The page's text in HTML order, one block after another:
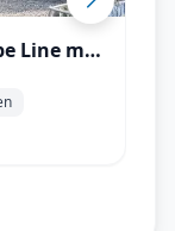
Line mit